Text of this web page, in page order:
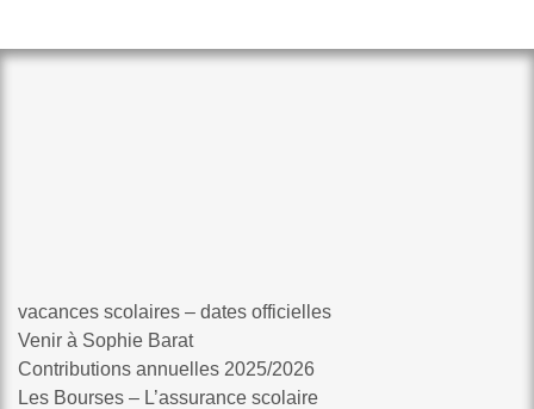
vacances scolaires – dates officielles
Venir à Sophie Barat
Contributions annuelles 2025/2026
Les Bourses – L’assurance scolaire